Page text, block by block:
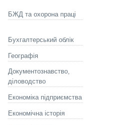
БЖД та охорона праці
Бухгалтерський облік
Географія
Документознавство,
діловодство
Економіка підприємства
Економічна історія